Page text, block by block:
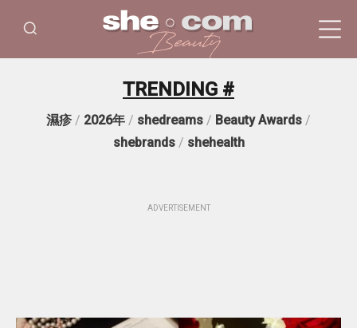
TRENDING #
濕疹 / 2026年 / shedreams / Beauty Awards /
shebrands/ shehealth
ADVERTISEMENT